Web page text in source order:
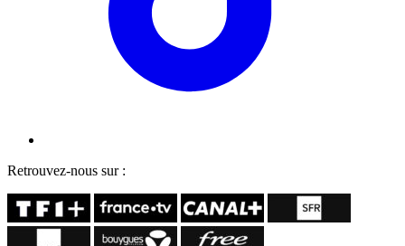
Retrouvez-nous sur :